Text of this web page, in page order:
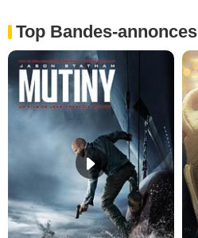
Top Bandes-annonces